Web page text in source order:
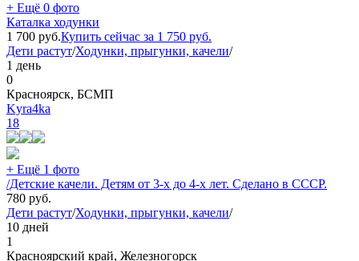
+ Ещё 0 фото
Каталка ходунки
1 700 руб.Купить сейчас за 1 750 руб.
Дети растут/Ходунки, прыгунки, качели/
1 день
0
Красноярск, БСМП
Kyra4ka
18
+ Ещё 1 фото
/Детские качели. Детям от 3-х до 4-х лет. Сделано в СССР.
780 руб.
Дети растут/Ходунки, прыгунки, качели/
10 дней
1
Красноярский край, Железногорск